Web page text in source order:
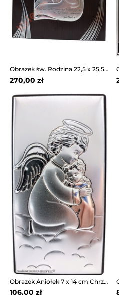
Obrazek św. Rodzina 22,5 x 25,5 cm 6776SF/2X
270,00 zł
Obrazek Aniołek 7 x 14 cm Chrzest Roczek 6787/2
106,00 zł